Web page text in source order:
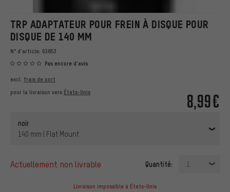
TRP ADAPTATEUR POUR FREIN À DISQUE POUR
DISQUE DE 140 MM
N° d'article: 63853
Pas encore d'avis
8,99€
excl. frais de port
pour la livraison vers États-Unis
noir
140 mm | Flat Mount
actuellement non livrable Quantité: 1
Livraison impossible à États-Unis